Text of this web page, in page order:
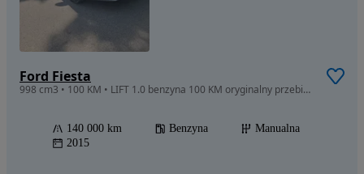
Ford Fiesta
998 cm3 • 100 KM • LIFT 1.0 benzyna 100 KM oryginalny przebieg
140 000 km Benzyna
Manualna
2015